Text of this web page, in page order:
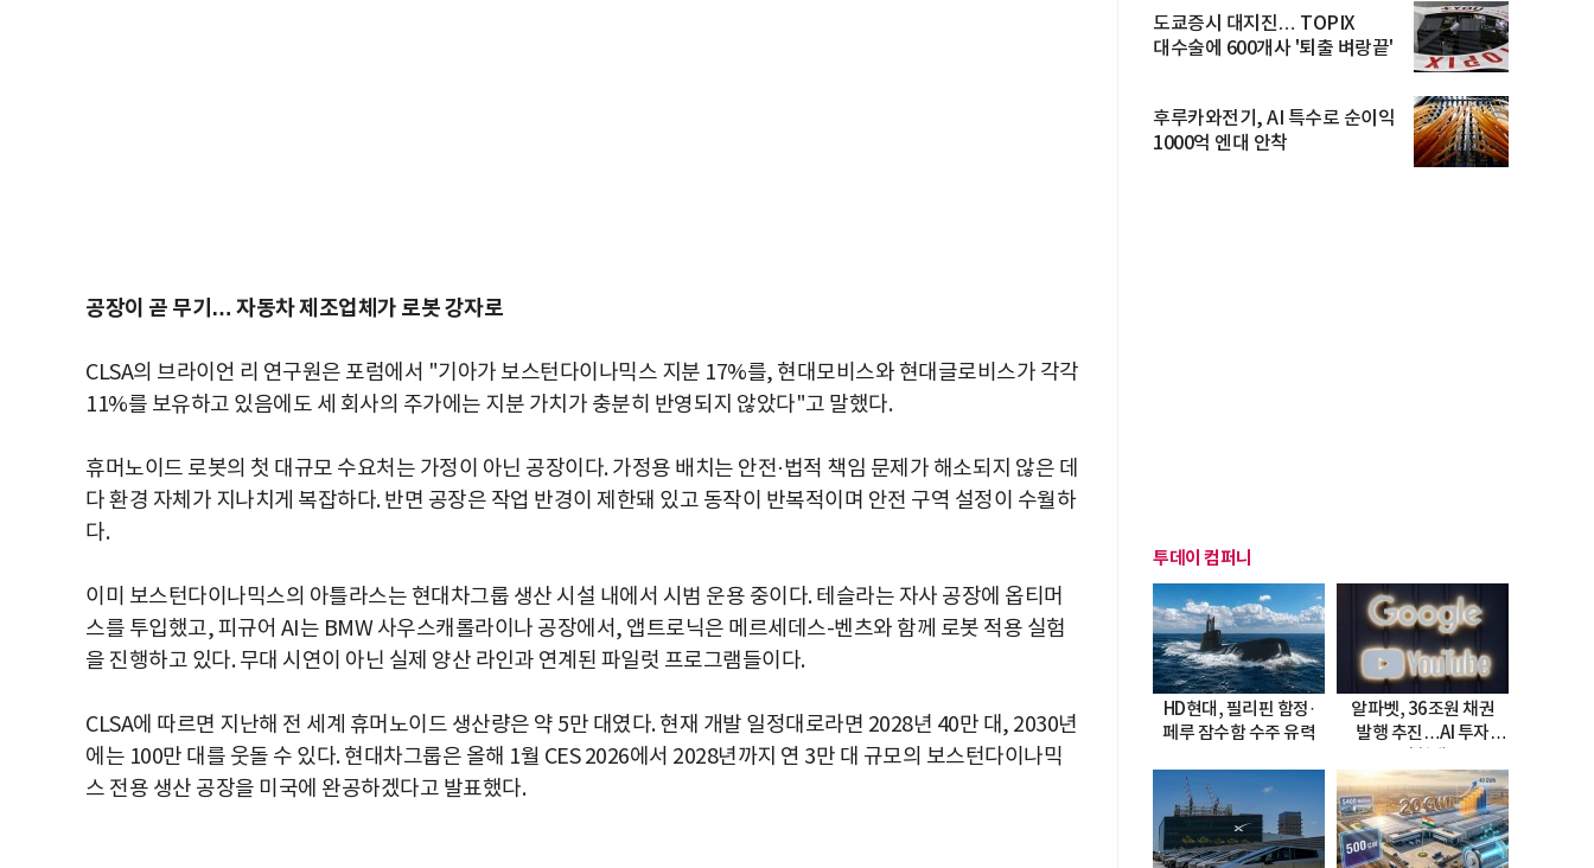
공장이 곧 무기… 자동차 제조업체가 로봇 강자로
CLSA의 브라이언 리 연구원은 포럼에서 "기아가 보스턴다이나믹스 지분 17%를, 현대모비스와 현대글로비스가 각각
11%를 보유하고 있음에도 세 회사의 주가에는 지분 가치가 충분히 반영되지 않았다"고 말했다.
휴머노이드 로봇의 첫 대규모 수요처는 가정이 아닌 공장이다. 가정용 배치는 안전·법적 책임 문제가 해소되지 않은 데
다 환경 자체가 지나치게 복잡하다. 반면 공장은 작업 반경이 제한돼 있고 동작이 반복적이며 안전 구역 설정이 수월하
다.
이미 보스턴다이나믹스의 아틀라스는 현대차그룹 생산 시설 내에서 시범 운용 중이다. 테슬라는 자사 공장에 옵티머
스를 투입했고, 피규어 AI는 BMW 사우스캐롤라이나 공장에서, 앱트로닉은 메르세데스-벤츠와 함께 로봇 적용 실험
을 진행하고 있다. 무대 시연이 아닌 실제 양산 라인과 연계된 파일럿 프로그램들이다.
CLSA에 따르면 지난해 전 세계 휴머노이드 생산량은 약 5만 대였다. 현재 개발 일정대로라면 2028년 40만 대, 2030년
에는 100만 대를 웃돌 수 있다. 현대차그룹은 올해 1월 CES 2026에서 2028년까지 연 3만 대 규모의 보스턴다이나믹
스 전용 생산 공장을 미국에 완공하겠다고 발표했다.
도쿄증시 대지진… TOPIX
대수술에 600개사 '퇴출 벼랑끝'
후루카와전기, AI 특수로 순이익
1000억 엔대 안착
투데이 컴퍼니
HD현대, 필리핀 함정·
페루 잠수함 수주 유력
알파벳, 36조원 채권
발행 추진…AI 투자